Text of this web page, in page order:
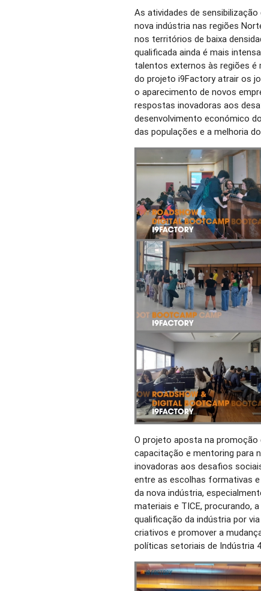
As atividades de
nova indústria nas regiões
nos territórios de baixa
qualificada ainda é mais
talentos externos às regiões é
do projeto i9Factory atrair os
o aparecimento de novos
respostas inovadoras aos
desenvolvimento económico
das populações e a melhoria
O projeto aposta na
capacitação e mentoring para
inovadoras aos desafios
entre as escolhas formativas
da nova indústria,
materiais e TICE, procurando,
qualificação da indústria por
criativos e promover a
políticas setoriais de Indústria